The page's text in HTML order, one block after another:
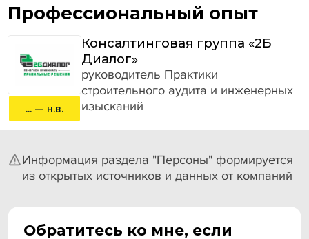
Профессиональный опыт
... — н.в.
Консалтинговая группа «2Б
Диалог»
руководитель Практики
строительного аудита и инженерных
изысканий
Информация раздела "Персоны" формируется
из открытых источников и данных от компаний
Обратитесь ко мне, если